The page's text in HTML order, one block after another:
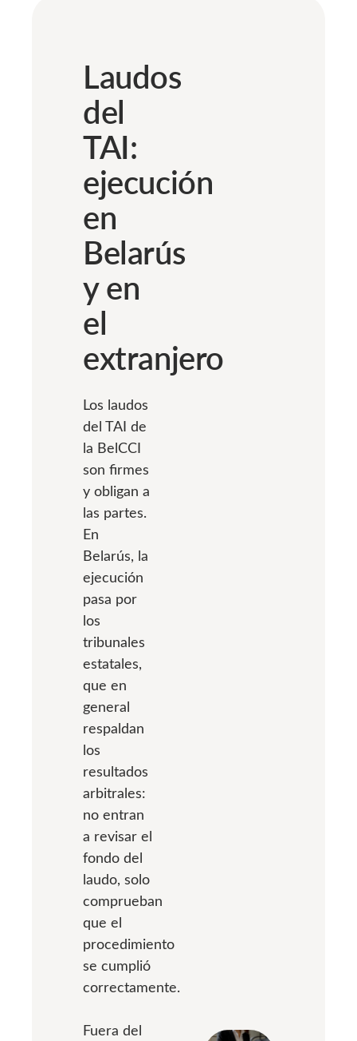
Laudos
del
TAI:
ejecución
en
Belarús
y en
el
extranjero
Los laudos
del TAI de
la BelCCI
son firmes
y obligan a
las partes.
En
Belarús, la
ejecución
pasa por
los
tribunales
estatales,
que en
general
respaldan
los
resultados
arbitrales:
no entran
a revisar el
fondo del
laudo, solo
comprueban
que el
procedimiento
se cumplió
correctamente.
Fuera del